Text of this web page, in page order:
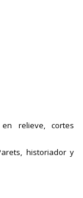
relieve, cortes
historiador y